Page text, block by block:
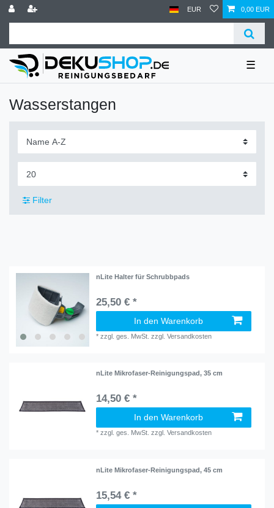
EUR 0,00 EUR
☰
Wasserstangen
Filter
nLite Halter für Schrubbpads
25,50 € *
In den Warenkorb
*zzgl. ges. MwSt. zzgl.Versandkosten
nLite Mikrofaser-Reinigungspad, 35 cm
14,50 € *
In den Warenkorb
*zzgl. ges. MwSt. zzgl.Versandkosten
nLite Mikrofaser-Reinigungspad, 45 cm
15,54 € *